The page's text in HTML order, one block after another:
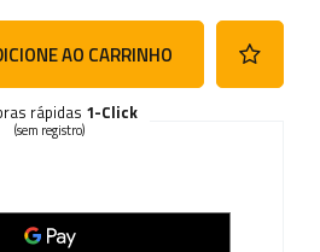
AO CARRINHO
rápidas 1-Click
(sem registro)